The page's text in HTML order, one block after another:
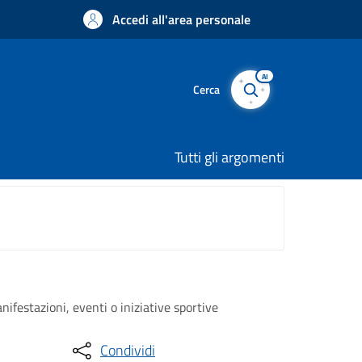
Accedi all'area personale
Cerca
AI
Tutti gli argomenti
eventi o iniziative sportive
Condividi